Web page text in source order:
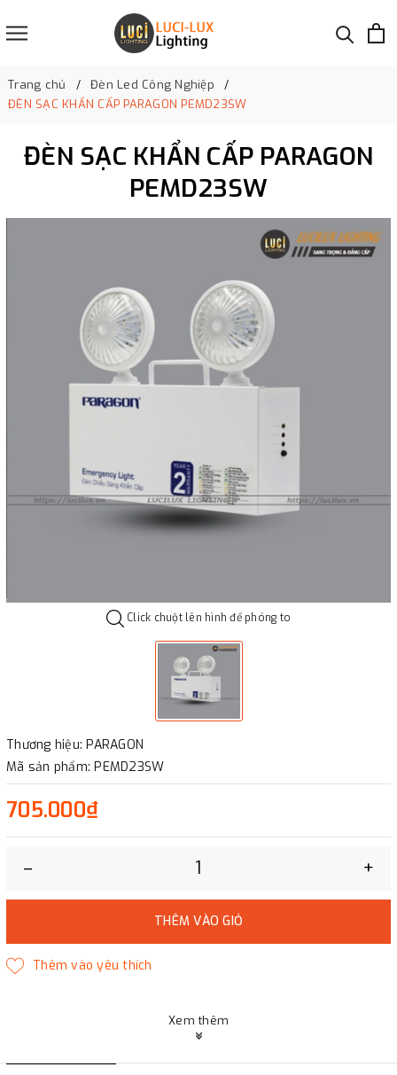
Trang chủ
Đèn Led Công Nghiệp
ĐÈN SẠC KHẨN CẤP PARAGON PEMD23SW
ĐÈN SẠC KHẨN CẤP PARAGON
PEMD23SW
Click chuột lên hình để phóng to
Thương hiệu: PARAGON
Mã sản phẩm: PEMD23SW
705.000₫
– +
THÊM VÀO GIỎ
Xem thêm